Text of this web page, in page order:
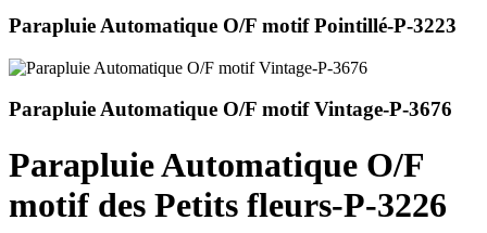
Parapluie Automatique O/F motif Pointillé-P-3223
Parapluie Automatique O/F motif Vintage-P-3676
Parapluie Automatique O/F
motif des Petits fleurs-P-3226